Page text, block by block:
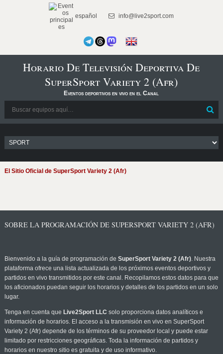
español info@live2sport.com
Horario De Televisión Deportiva De
SuperSport Variety 2 (Afr)
Eventos deportivos en vivo en el Canal
El Sitio Oficial de SuperSport Variety 2 (Afr)
SOBRE LA PROGRAMACIÓN DE SUPERSPORT VARIETY 2 (AFR)
Bienvenido a la guía de programación de SuperSport Variety 2 (Afr). Nuestra
plataforma ofrece una lista actualizada de los próximos eventos deportivos y
partidos en vivo transmitidos por este canal. Recopilamos estos datos para que
los aficionados puedan seguir los horarios y detalles de los partidos en un solo
lugar.
Tenga en cuenta que Live2Sport LLC solo proporciona datos analíticos e
información de horarios. El acceso a la transmisión en vivo en SuperSport
Variety 2 (Afr) depende de los términos de su proveedor local y puede estar
limitado por restricciones geográficas. Toda la información de partidos y
horarios en nuestro sitio es gratuita y de uso informativo.